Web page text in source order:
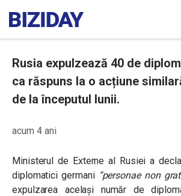
Rusia expulzează 40 de
ca răspuns la o acțiune
de la începutul lunii.
acum 4 ani
Ministerul de Externe al Rusiei a
diplomatici germani “personae non
expulzarea același număr de